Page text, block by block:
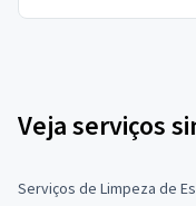
Veja serviços
Serviços de Limpeza de